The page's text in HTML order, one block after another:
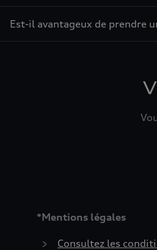
Est-il avantageux de prendre
*Mentions légales
Consultez les